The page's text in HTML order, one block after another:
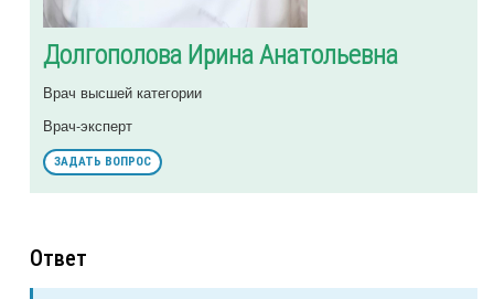
Долгополова Ирина Анатольевна
Врач высшей категории
Врач-эксперт
ЗАДАТЬ ВОПРОС
Ответ